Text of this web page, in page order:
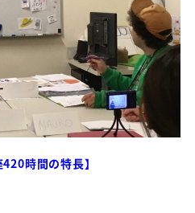
時間の特長】